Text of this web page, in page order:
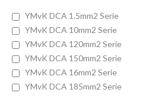
YMvK DCA 1.5mm2 Serie
YMvK DCA 10mm2 Serie
YMvK DCA 120mm2 Serie
YMvK DCA 150mm2 Serie
YMvK DCA 16mm2 Serie
YMvK DCA 185mm2 Serie